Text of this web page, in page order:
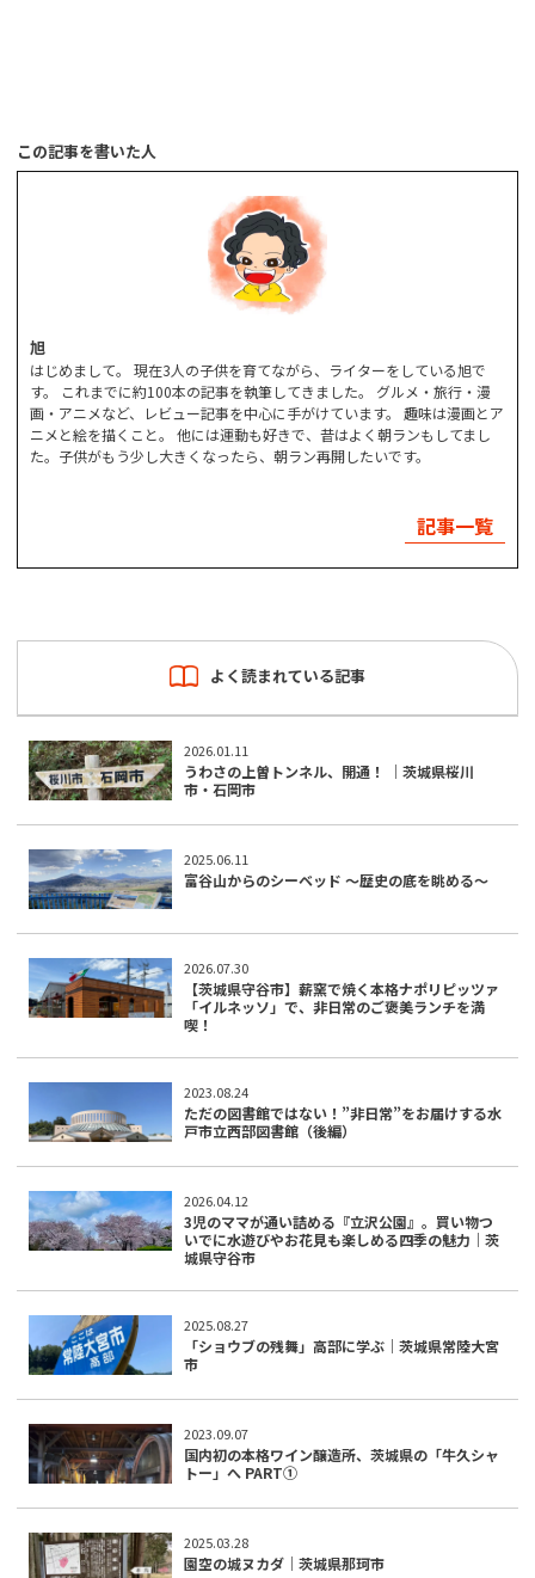
この記事を書いた人
旭
はじめまして。 現在3人の子供を育てながら、ライターをしている旭で
す。 これまでに約100本の記事を執筆してきました。 グルメ・旅行・漫
画・アニメなど、レビュー記事を中心に手がけています。 趣味は漫画とア
ニメと絵を描くこと。 他には運動も好きで、昔はよく朝ランもしてまし
た。子供がもう少し大きくなったら、朝ラン再開したいです。
記事一覧
よく読まれている記事
2026.01.11
うわさの上曽トンネル、開通！ ｜茨城県桜川
市・石岡市
2025.06.11
富谷山からのシーベッド ～歴史の底を眺める～
2026.07.30
【茨城県守谷市】薪窯で焼く本格ナポリピッツァ
「イルネッソ」で、非日常のご褒美ランチを満
喫！
2023.08.24
ただの図書館ではない！”非日常”をお届けする水
戸市立西部図書館（後編）
2026.04.12
3児のママが通い詰める『立沢公園』。買い物つ
いでに水遊びやお花見も楽しめる四季の魅力｜茨
城県守谷市
2025.08.27
「ショウブの残舞」高部に学ぶ｜茨城県常陸大宮
市
2023.09.07
国内初の本格ワイン醸造所、茨城県の「牛久シャ
トー」へ PART①
2025.03.28
園空の城ヌカダ｜茨城県那珂市